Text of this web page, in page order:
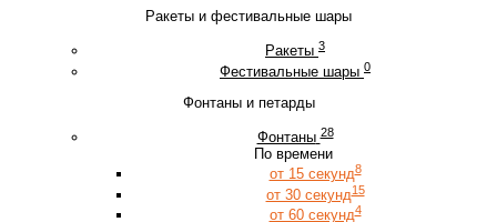
Ракеты и фестивальные шары
Ракеты 3
Фестивальные шары 0
Фонтаны и петарды
Фонтаны 28
По времени
от 15 секунд8
от 30 секунд15
от 60 секунд4